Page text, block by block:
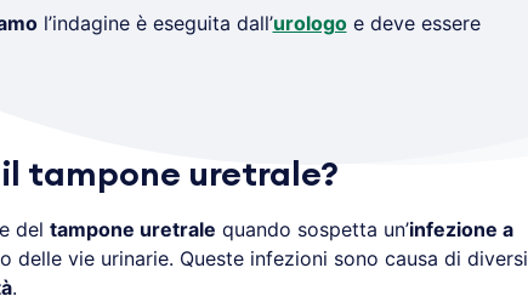
l’indagine è eseguita dall’urologoe deve essere
tampone uretrale?
del tampone uretrale quando sospetta un’infezione a
delle vie urinarie. Queste infezioni sono causa di diversi
.